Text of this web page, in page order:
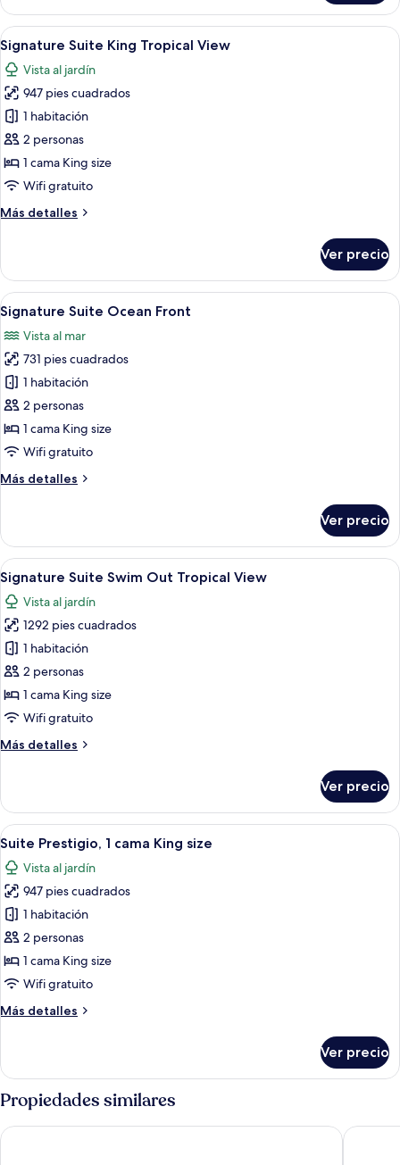
Suite
Ocean
View
Abrir
todas
las
fotos
de
Signature
Suite
King
Tropical
View
Una habitación de hotel moderna
6
Signature Suite King Tropical View
Vista al jardín
947 pies cuadrados
1 habitación
2 personas
1 cama King size
Wifi gratuito
Más detalles
Más
Suite
King
Tropical
View
Ver precio
Abrir
todas
las
fotos
de
Signature
Suite
Ocean
Habitación de hotel con una cama
9
Signature Suite Ocean Front
Vista al mar
731 pies cuadrados
1 habitación
2 personas
1 cama King size
Wifi gratuito
Más detalles
Más
Suite
Ocean
Front
Ver precio
Abrir
todas
las
fotos
de
Signature
Suite
Swim
Tropical
Habitación de hotel moderna con
6
Signature Suite Swim Out Tropical View
Vista al jardín
1292 pies cuadrados
1 habitación
2 personas
1 cama King size
Wifi gratuito
Más detalles
Más
Suite
Swim
Out
View
Ver precio
Abrir
todas
las
fotos
de
Suite
Prestigio,
1
King
Una habitación de hotel moderna
6
Suite Prestigio, 1 cama King size
Vista al jardín
947 pies cuadrados
1 habitación
2 personas
1 cama King size
Wifi gratuito
Más detalles
Más
Prestigio,
cama
size
Ver precio
Propiedades similares
Secrets Moxché Playa del Carmen - Adults Only - All Inclusive
Secrets